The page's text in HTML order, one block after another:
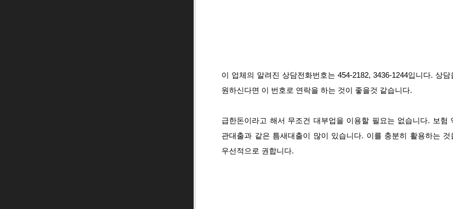
이 업체의 알려진 상담전화번호는 454-2182, 3436-1244입니다. 상담
원하신다면 이 번호로 연락을 하는 것이 좋을것 같습니다.
급한돈이라고 해서 무조건 대부업을 이용할 필요는 없습니다. 보험
관대출과 같은 틈새대출이 많이 있습니다. 이를 충분히 활용하는 것
우선적으로 권합니다.